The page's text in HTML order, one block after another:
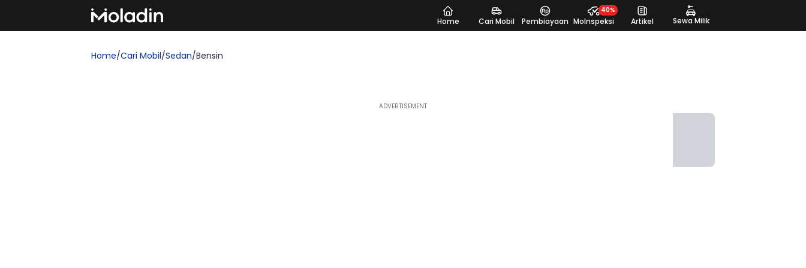
Home Cari Mobil Pembiayaan MoInspeksi
40%
Artikel Sewa Milik
Home/Cari Mobil/Sedan/Bensin